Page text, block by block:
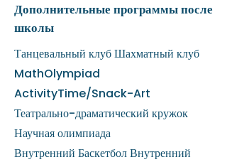
Дополнительные программы после
школы
Танцевальный клуб Шахматный клуб
MathOlympiad
ActivityTime/Snack-Art
Театрально-драматический кружок
Научная олимпиада
Внутренний Баскетбол Внутренний